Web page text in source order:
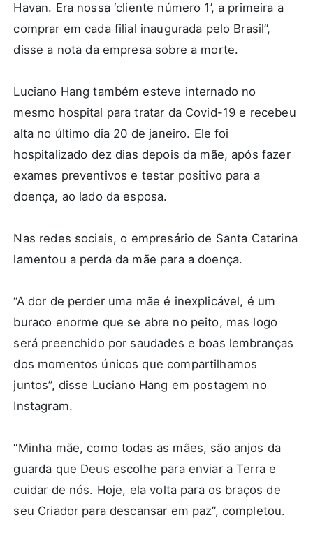
Havan. Era nossa ‘cliente número 1’, a primeira a
comprar em cada filial inaugurada pelo Brasil”,
disse a nota da empresa sobre a morte.
Luciano Hang também esteve internado no
mesmo hospital para tratar da Covid-19 e recebeu
alta no último dia 20 de janeiro. Ele foi
hospitalizado dez dias depois da mãe, após fazer
exames preventivos e testar positivo para a
doença, ao lado da esposa.
Nas redes sociais, o empresário de Santa Catarina
lamentou a perda da mãe para a doença.
“A dor de perder uma mãe é inexplicável, é um
buraco enorme que se abre no peito, mas logo
será preenchido por saudades e boas lembranças
dos momentos únicos que compartilhamos
juntos”, disse Luciano Hang em postagem no
Instagram.
“Minha mãe, como todas as mães, são anjos da
guarda que Deus escolhe para enviar a Terra e
cuidar de nós. Hoje, ela volta para os braços de
seu Criador para descansar em paz”, completou.